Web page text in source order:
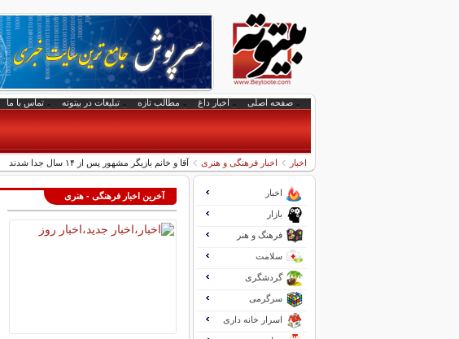
صفحه اصلی اخبار داغ مطالب تازه تبلیغات در بیتوته تماس با ما
اخبار اخبار فرهنگی و هنری آقا و خانم بازیگر مشهور پس از ۱۴ سال جدا شدند
آخرین اخبار فرهنگی - هنری اخبار
بازار
فرهنگ و هنر
سلامت
گردشگری
سرگرمی
اسرار خانه داری